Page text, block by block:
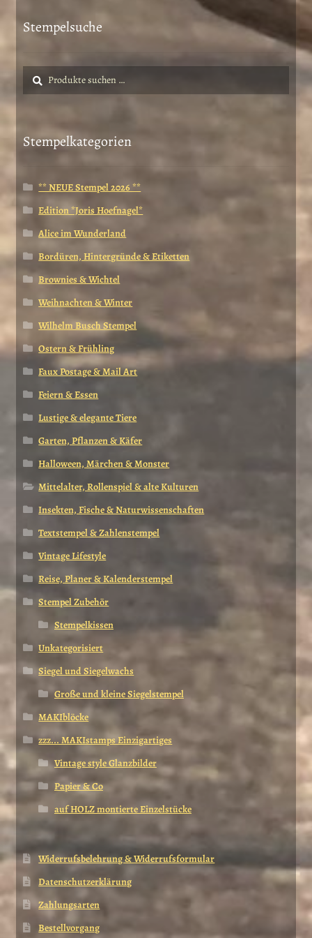
werden
Stempelsuche
Suche
nach:
Suchen
Stempelkategorien
** NEUE Stempel 2026 **
Edition *Joris Hoefnagel*
Alice im Wunderland
Bordüren, Hintergründe & Etiketten
Brownies & Wichtel
Weihnachten & Winter
Wilhelm Busch Stempel
Ostern & Frühling
Faux Postage & Mail Art
Feiern & Essen
Lustige & elegante Tiere
Garten, Pflanzen & Käfer
Halloween, Märchen & Monster
Mittelalter, Rollenspiel & alte Kulturen
Insekten, Fische & Naturwissenschaften
Textstempel & Zahlenstempel
Vintage Lifestyle
Reise, Planer & Kalenderstempel
Stempel Zubehör
Stempelkissen
Unkategorisiert
Siegel und Siegelwachs
Große und kleine Siegelstempel
MAKIblöcke
zzz... MAKIstamps Einzigartiges
Vintage style Glanzbilder
Papier & Co
auf HOLZ montierte Einzelstücke
Widerrufsbelehrung & Widerrufsformular
Datenschutzerklärung
Zahlungsarten
Bestellvorgang